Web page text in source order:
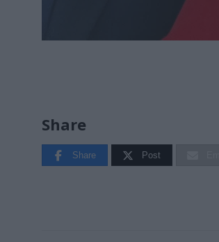
Share
Share Post